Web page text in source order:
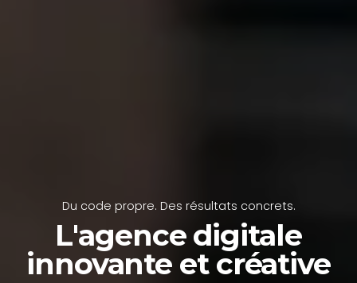
Du code propre. Des résultats concrets.
L'agence digitale
innovante et créative